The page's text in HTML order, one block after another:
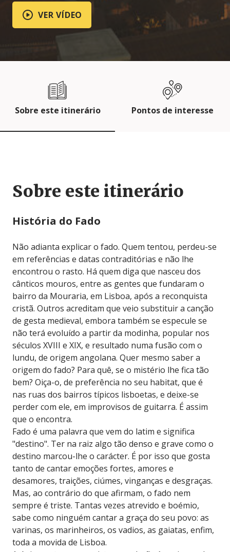
VER VÍDEO
Sobre este itinerário Pontos de interesse
Sobre este itinerário
História do Fado
Não adianta explicar o fado. Quem tentou, perdeu-se
em referências e datas contraditórias e não lhe
encontrou o rasto. Há quem diga que nasceu dos
cânticos mouros, entre as gentes que fundaram o
bairro da Mouraria, em Lisboa, após a reconquista
cristã. Outros acreditam que veio substituir a canção
de gesta medieval, embora também se especule se
não terá evoluído a partir da modinha, popular nos
séculos XVIII e XIX, e resultado numa fusão com o
lundu, de origem angolana. Quer mesmo saber a
origem do fado? Para quê, se o mistério lhe fica tão
bem? Oiça-o, de preferência no seu habitat, que é
nas ruas dos bairros típicos lisboetas, e deixe-se
perder com ele, em improvisos de guitarra. É assim
que o encontra.
Fado é uma palavra que vem do latim e significa
"destino". Ter na raiz algo tão denso e grave como o
destino marcou-lhe o carácter. É por isso que gosta
tanto de cantar emoções fortes, amores e
desamores, traições, ciúmes, vinganças e desgraças.
Mas, ao contrário do que afirmam, o fado nem
sempre é triste. Tantas vezes atrevido e boémio,
sabe como ninguém cantar a graça do seu povo: as
varinas, os marinheiros, os vadios, as gaiatas, enfim,
toda a movida de Lisboa.